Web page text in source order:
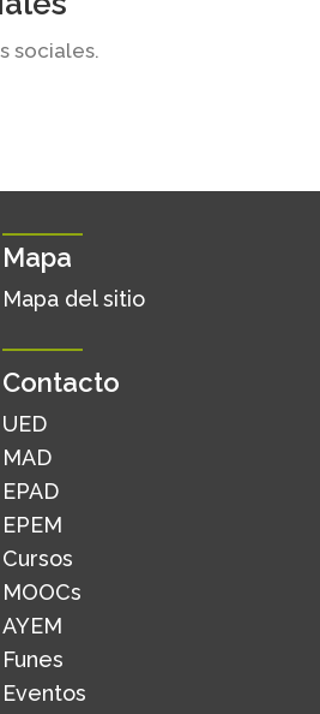
sociales.
Mapa
Mapa del sitio
Contacto
UED
MAD
EPAD
EPEM
Cursos
MOOCs
AYEM
Funes
Eventos